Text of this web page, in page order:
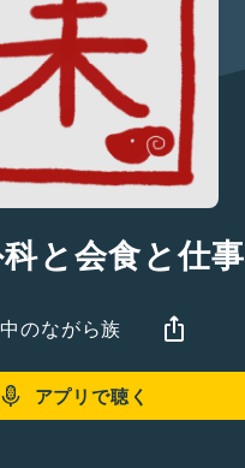
と会食と仕事
のながら族
アプリで聴く